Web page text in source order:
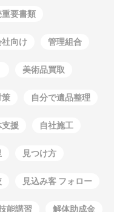
要書類
向け 管理組合
美術品買取
策 自分で遺品整理
支援 自社施工
見つけ方
見込み客 フォロー
能講習 解体助成金